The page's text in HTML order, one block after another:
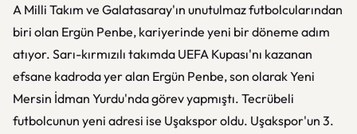
A Milli Takım ve Galatasaray'ın unutulmaz futbolcularından
biri olan Ergün Penbe, kariyerinde yeni bir döneme adım
atıyor. Sarı-kırmızılı takımda UEFA Kupası'nı kazanan
efsane kadroda yer alan Ergün Penbe, son olarak Yeni
Mersin İdman Yurdu'nda görev yapmıştı. Tecrübeli
futbolcunun yeni adresi ise Uşakspor oldu. Uşakspor'un 3.